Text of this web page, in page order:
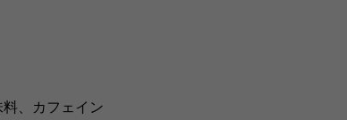
、カフェイン